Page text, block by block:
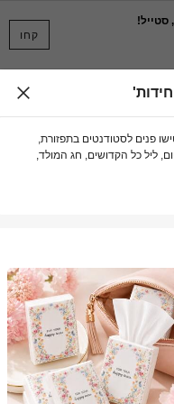
קחו
פנים לסטודנטים בתפזורת,
ליל כל הקדושים, חג המולד,
בית, בית ספר, מעונות,